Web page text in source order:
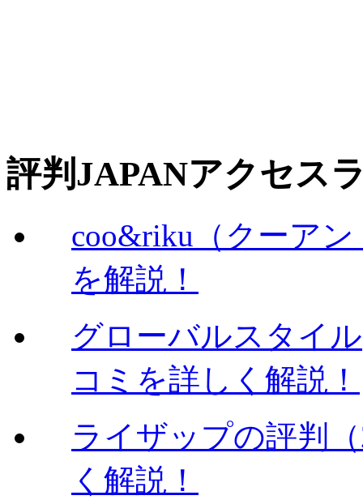
評判JAPANアクセス
coo&riku（クーア
を解説！
グローバルスタイ
コミを詳しく解説！
ライザップの評判
く解説！